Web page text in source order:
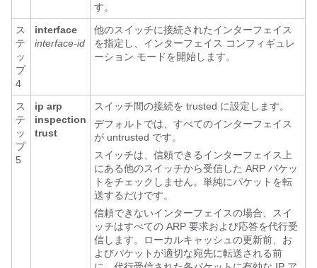
す。
ス
テ
ッ
プ
4
interface
interface-id
他のスイッチに接続されたインターフェイス
を指定し、インターフェイス コンフィギュレ
ーション モードを開始します。
ス
テ
ッ
プ
5
ip arp
inspection
trust
スイッチ間の接続を trusted に設定します。
デフォルトでは、すべてのインターフェイス
が untrusted です。
スイッチは、信頼できるインターフェイス上
にある他のスイッチから受信した ARP パケッ
トをチェックしません。単純にパケットを転
送するだけです。
信頼できないインターフェイスの場合、スイ
ッチはすべての ARP 要求および応答を代行受
信します。ローカルキャッシュの更新前、お
よびパケットが適切な宛先に転送される前